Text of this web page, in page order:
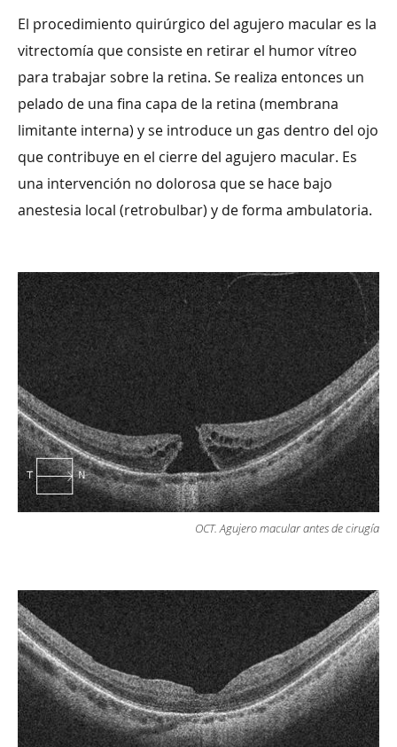
El procedimiento quirúrgico del agujero macular es la
vitrectomía que consiste en retirar el humor vítreo
para trabajar sobre la retina. Se realiza entonces un
pelado de una fina capa de la retina (membrana
limitante interna) y se introduce un gas dentro del ojo
que contribuye en el cierre del agujero macular. Es
una intervención no dolorosa que se hace bajo
anestesia local (retrobulbar) y de forma ambulatoria.
OCT. Agujero macular antes de cirugía